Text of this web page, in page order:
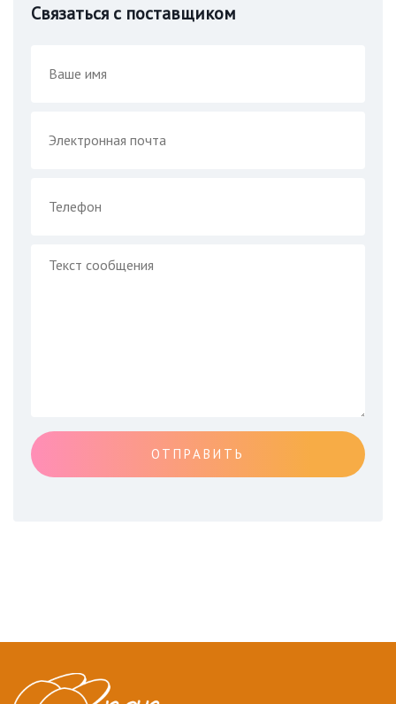
Связаться с поставщиком
ОТПРАВИТЬ